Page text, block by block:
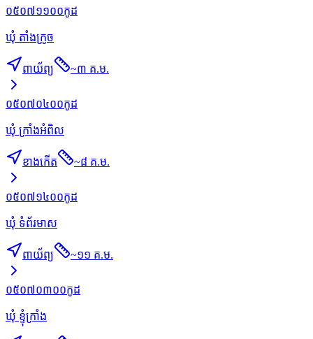
០៥០៧១១០០កូដ
ឃុំ តាំងក្រូច
ពាយ័ព្យ ~៣ គ.ម.
០៥០៧០៤០០កូដ
ឃុំ ក្រាំងអំពិល
ខាងកើត ~៨ គ.ម.
០៥០៧១៤០០កូដ
ឃុំ ទំព័រមាស
ពាយ័ព្យ ~១១ គ.ម.
០៥០៧០៣០០កូដ
ឃុំ ខ្ទុំក្រាំង